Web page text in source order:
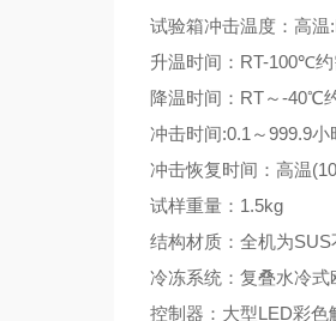
试验箱冲击温度：高
升温时间：RT-100℃约
降温时间：RT～-40℃
冲击时间:0.1～999.9
冲击恢复时间：高温
试样重量：1.5kg
结构材质：全机为
冷冻系统：复叠水冷
控制器：大型LED彩色